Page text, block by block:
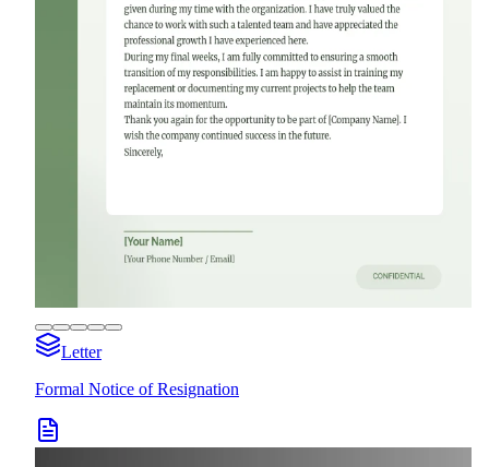
Letter
Formal Notice of Resignation